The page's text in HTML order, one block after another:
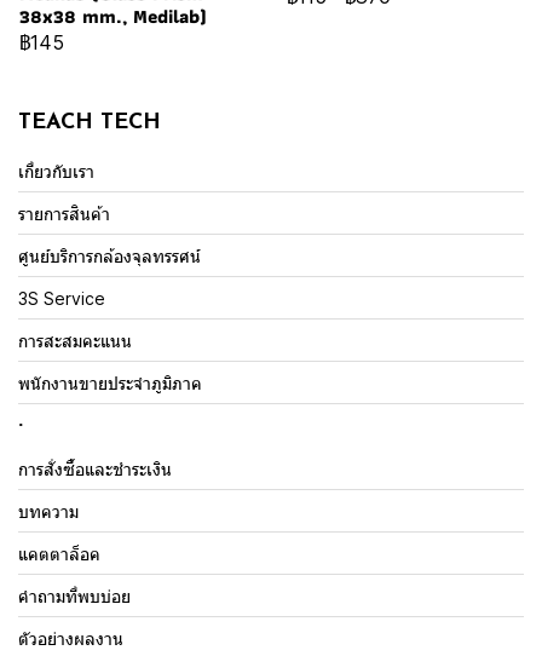
38x38 mm., Medilab)
฿145
TEACH TECH
เกี่ยวกับเรา
รายการสินค้า
ศูนย์บริการกล้องจุลทรรศน์
3S Service
การสะสมคะแนน
พนักงานขายประจำภูมิภาค
.
การสั่งซื้อและชำระเงิน
บทความ
แคตตาล็อค
คำถามที่พบบ่อย
ตัวอย่างผลงาน